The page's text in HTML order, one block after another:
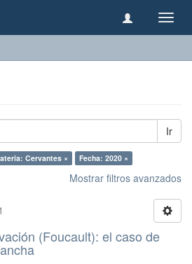
Ir
Cervantes × Fecha: 2020 ×
Mostrar filtros avanzados
(Foucault): el caso de